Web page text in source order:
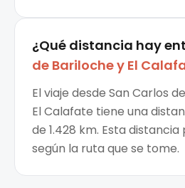
¿Qué distancia hay
de Barilochey El
El viaje desde San Carlos
El Calafate tiene una
de 1.428 km. Esta
según la ruta que se tome.